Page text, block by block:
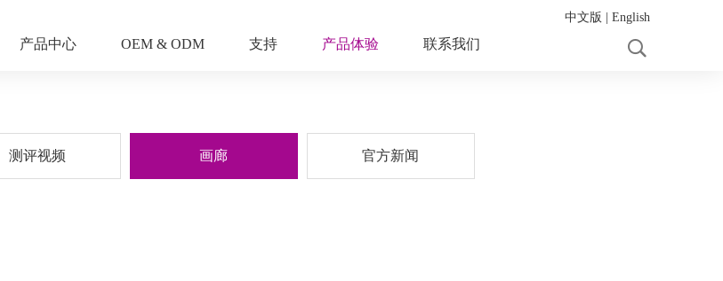
产品中心 OEM & ODM 支持 产品体验 联系我们
中文版 English
测评视频 画廊 官方新闻